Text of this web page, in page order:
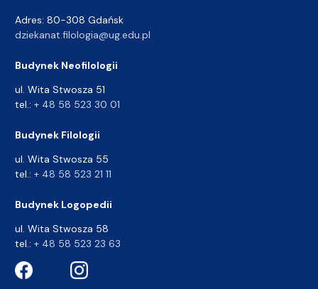
Adres: 80-308 Gdańsk
dziekanat.filologia@ug.edu.pl
Budynek Neofilologii
ul. Wita Stwosza 51
tel.: + 48 58 523 30 01
Budynek Filologii
ul. Wita Stwosza 55
tel.: + 48 58 523 21 11
Budynek Logopedii
ul. Wita Stwosza 58
tel.: + 48 58 523 23 63